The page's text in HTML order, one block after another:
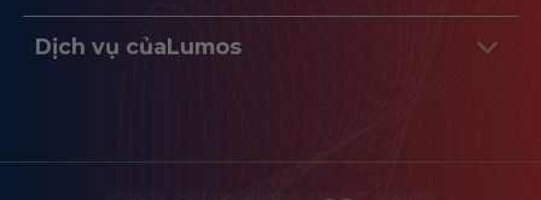
Dịch vụ củaLumos